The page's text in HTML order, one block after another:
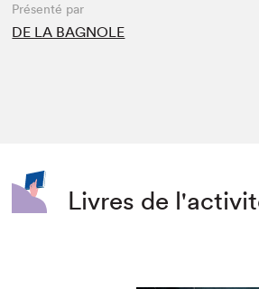
Présenté par
DE LA BAGNOLE
Livres de